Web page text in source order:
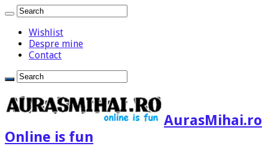
Wishlist
Despre mine
Contact
AurasMihai.ro
Online is fun